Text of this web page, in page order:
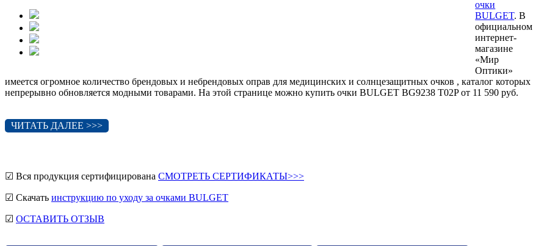
очки
BULGET. В
официальном
интернет-
магазине
«Мир
Оптики»
имеется огромное количество брендовых и небрендовых оправ для медицинских и солнцезащитных очков , каталог которых
непрерывно обновляется модными товарами. На этой странице можно купить очки BULGET BG9238 T02P от 11 590 руб.
ЧИТАТЬ ДАЛЕЕ >>>
☑ Вся продукция сертифицирована СМОТРЕТЬ СЕРТИФИКАТЫ>>>
☑ Скачать инструкцию по уходу за очками BULGET
☑ ОСТАВИТЬ ОТЗЫВ